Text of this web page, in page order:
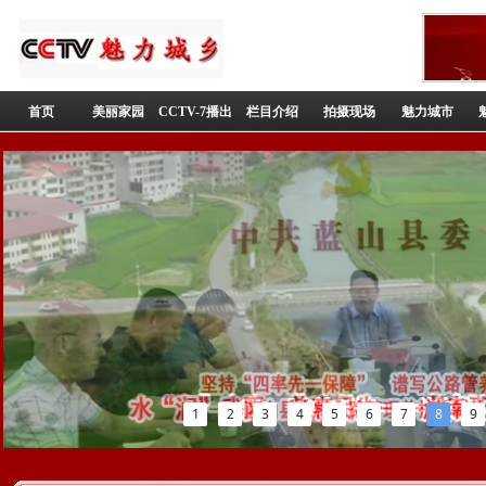
首页 美丽家园 CCTV-7播出 栏目介绍 拍摄现场 魅力城市
1 2 3 4 5 6 7 8 9